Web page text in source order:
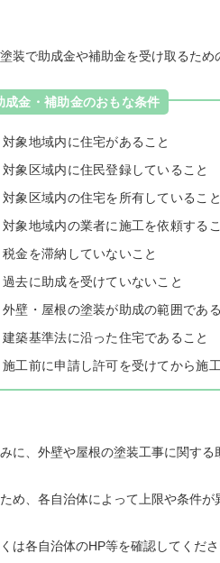
装で助成金や補助金を受け取るため
成金・補助金のおもな条件
対象地域内に住宅があること
対象区域内に住民登録していること
対象区域内の住宅を所有していること
対象地域内の業者に施工を依頼する
税金を滞納していないこと
過去に助成を受けていないこと
外壁・屋根の塗装が助成の範囲であ
建築基準法に沿った住宅であること
施工前に申請し許可を受けてから施
に、外壁や屋根の塗装工事に関す
め、各自治体によって上限や条件が
は各自治体のHP等を確認してくださ